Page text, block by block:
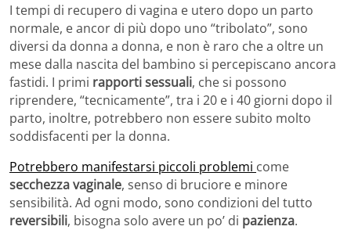
I tempi di recupero di vagina e utero dopo un parto
normale, e ancor di più dopo uno “tribolato”, sono
diversi da donna a donna, e non è raro che a oltre un
mese dalla nascita del bambino si percepiscano ancora
fastidi. I primi rapporti sessuali, che si possono
riprendere, “tecnicamente”, tra i 20 e i 40 giorni dopo il
parto, inoltre, potrebbero non essere subito molto
soddisfacenti per la donna.
Potrebbero manifestarsi piccoli problemi come
secchezza vaginale, senso di bruciore e minore
sensibilità. Ad ogni modo, sono condizioni del tutto
reversibili, bisogna solo avere un po’ di pazienza.